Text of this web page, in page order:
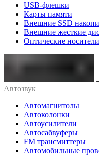
USB-флешки
Карты памяти
Внешние SSD
Внешние жесткие
Оптические носители
Автозвук
Автомагнитолы
Автоколонки
Автоусилители
Автосабвуферы
FM трансмиттеры
Автомобильные